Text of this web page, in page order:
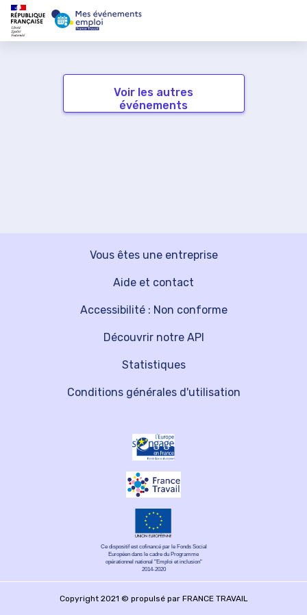
Voir les autres
événements
Vous êtes une entreprise
Découvrir notre API
Aide et contact
Statistiques
Accessibilité : Non conforme
Conditions générales d'utilisation
Ce dispositif est cofinancé par le Fonds Social
Européen dans le cadre du Programme
opérationnel national "Emploi et inclusion"
2014-2020
Copyright 2021 © propulsé par FRANCE TRAVAIL